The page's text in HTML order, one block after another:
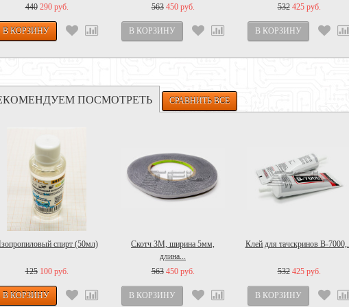
440 290 руб. 563 450 руб. 532 425 руб.
ПОСМОТРЕТЬ
спирт (50мл)
125 100 руб.
Скотч 3M, ширина 5мм,
длина...
563 450 руб.
Клей для тачскринов B-7000,...
532 425 руб.